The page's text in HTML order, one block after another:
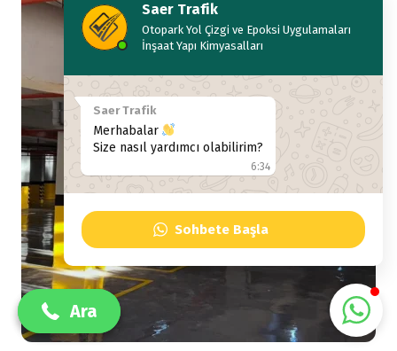
Saer Trafik
Otopark Yol Çizgi ve Epoksi Uygulamaları
İnşaat Yapı Kimyasalları
Saer Trafik
Merhabalar
Size nasıl yardımcı olabilirim?
6:34
Sohbete Başla
+90 532 489 38 55
Ara
+90 532 489 38 55
Ara